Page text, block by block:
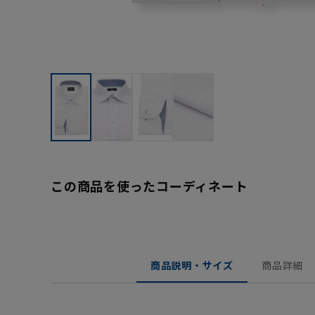
この商品を使ったコーディネート
商品説明・サイズ 商品詳細